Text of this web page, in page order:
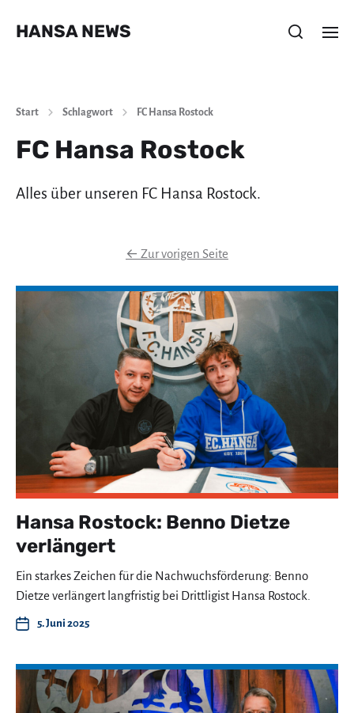
HANSA NEWS
Start Schlagwort FC Hansa Rostock
FC Hansa Rostock
Alles über unseren FC Hansa Rostock.
← Zur vorigen Seite
Hansa Rostock: Benno Dietze
verlängert
Ein starkes Zeichen für die Nachwuchsförderung: Benno
Dietze verlängert langfristig bei Drittligist Hansa Rostock.
5. Juni 2025